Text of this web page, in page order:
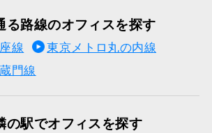
る路線のオフィスを探す
線
東京メトロ丸の内線
門線
の駅でオフィスを探す